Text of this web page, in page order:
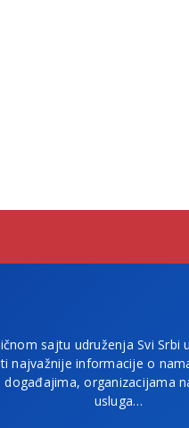
sajtu udruženja Svi Srbi
najvažnije informacije o
događajima, organizacijama
usluga…